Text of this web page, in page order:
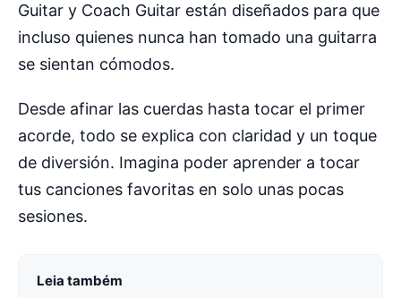
Guitar y Coach Guitar están diseñados para que
incluso quienes nunca han tomado una guitarra
se sientan cómodos.
Desde afinar las cuerdas hasta tocar el primer
acorde, todo se explica con claridad y un toque
de diversión. Imagina poder aprender a tocar
tus canciones favoritas en solo unas pocas
sesiones.
Leia também